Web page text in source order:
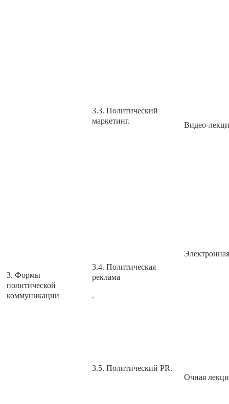
3. Формы
политической
коммуникации
3.3. Политический
маркетинг.
Видео-
3.4. Политическая
реклама
.
3.5. Политический PR.
Очная